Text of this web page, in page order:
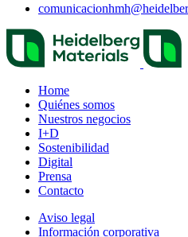
Home
Quiénes somos
Nuestros negocios
I+D
Sostenibilidad
Digital
Prensa
Contacto
Aviso legal
Información corporativa